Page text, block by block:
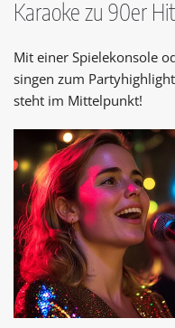
Karaoke zu 90er
Mit einer Spielekonsole
singen zum
steht im Mittelpunkt!